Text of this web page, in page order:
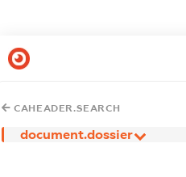
CAHEADER.SEARCH
document.dossier